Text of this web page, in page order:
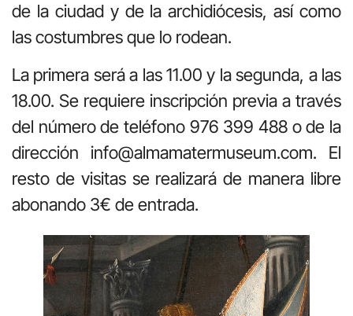
de la ciudad y de la archidiócesis, así como
las costumbres que lo rodean.
La primera será a las 11.00 y la segunda, a las
18.00. Se requiere inscripción previa a través
del número de teléfono 976 399 488 o de la
dirección info@almamatermuseum.com. El
resto de visitas se realizará de manera libre
abonando 3€ de entrada.